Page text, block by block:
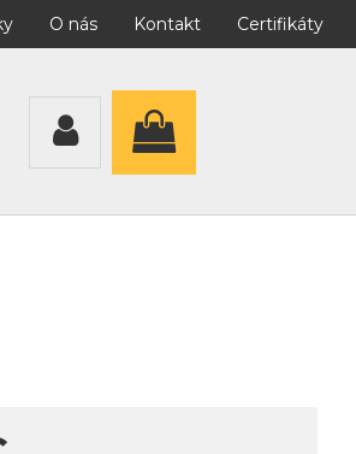
O nás Kontakt Certifikáty